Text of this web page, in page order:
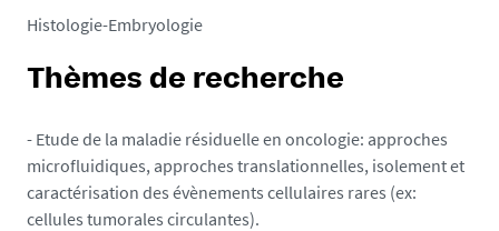
Histologie-Embryologie
Thèmes de recherche
- Etude de la maladie résiduelle en oncologie: approches
microfluidiques, approches translationnelles, isolement et
caractérisation des évènements cellulaires rares (ex:
cellules tumorales circulantes).